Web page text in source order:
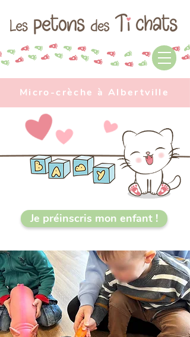
Micro-crèche à Albertville
Je préinscris mon enfant !